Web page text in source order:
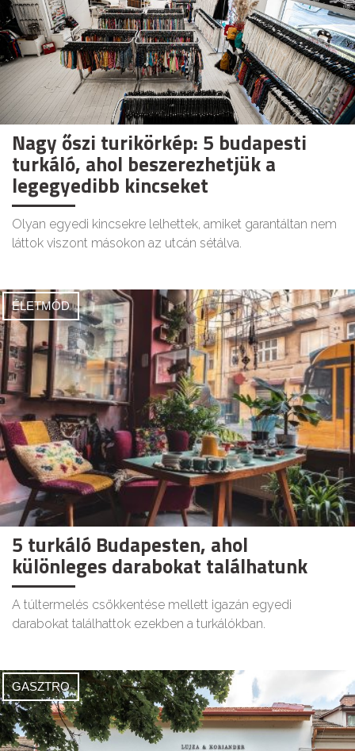
Nagy őszi turikörkép: 5 budapesti
turkáló, ahol beszerezhetjük a
legegyedibb kincseket
Olyan egyedi kincsekre lelhettek, amiket garantáltan nem
láttok viszont másokon az utcán sétálva.
ÉLETMÓD
5 turkáló Budapesten, ahol
különleges darabokat találhatunk
A túltermelés csökkentése mellett igazán egyedi
darabokat találhattok ezekben a turkálókban.
GASZTRO